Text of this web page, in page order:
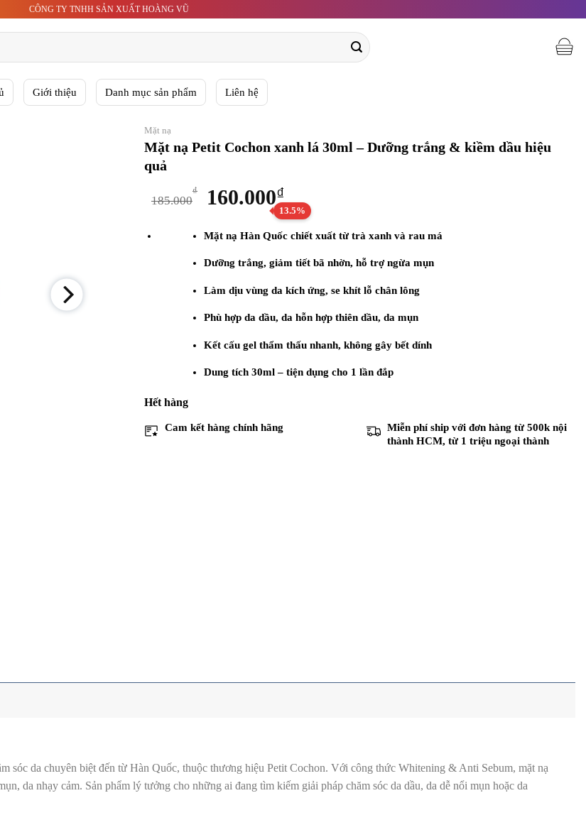
CÔNG TY TNHH SẢN XUẤT HOÀNG VŨ
Giới thiệu Danh mục sản phẩm Liên hệ
Mặt nạ
Mặt nạ Petit Cochon xanh lá 30ml – Dưỡng trắng & kiềm dầu hiệu
quả
185.000
₫
Giá
là:
185.000₫.
160.000₫ Giá
hiện
tại
là:
160.000₫.
13.5%
Mặt nạ Hàn Quốc chiết xuất từ trà xanh và rau má
Dưỡng trắng, giảm tiết bã nhờn, hỗ trợ ngừa mụn
Làm dịu vùng da kích ứng, se khít lỗ chân lông
Phù hợp da dầu, da hỗn hợp thiên dầu, da mụn
Kết cấu gel thẩm thấu nhanh, không gây bết dính
Dung tích 30ml – tiện dụng cho 1 lần đắp
Hết hàng
Cam kết hàng chính hãng
Miễn phí ship với đơn hàng từ 500k nội
thành HCM, từ 1 triệu ngoại thành
sóc da chuyên biệt đến từ Hàn Quốc, thuộc thương hiệu Petit Cochon. Với công thức Whitening & Anti Sebum, mặt nạ
da nhạy cảm. Sản phẩm lý tưởng cho những ai đang tìm kiếm giải pháp chăm sóc da dầu, da dễ nổi mụn hoặc da